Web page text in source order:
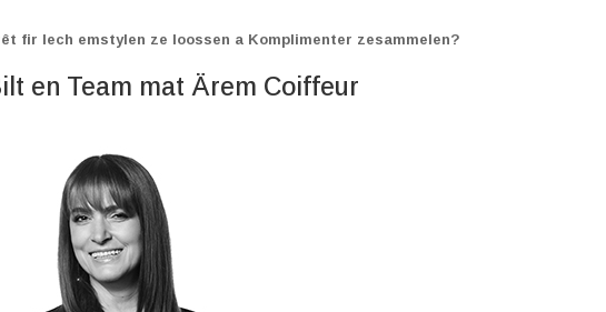
fir Iech emstylen ze loossen a Komplimenter zesammelen?
en Team mat Ärem Coiffeur